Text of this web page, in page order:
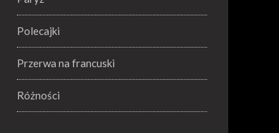
Polecajki
Przerwa na francuski
Różności